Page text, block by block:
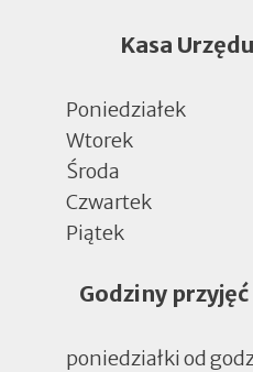
Kasa
Poniedziałek
Wtorek
Środa
Czwartek
Piątek
Godziny
poniedziałki od